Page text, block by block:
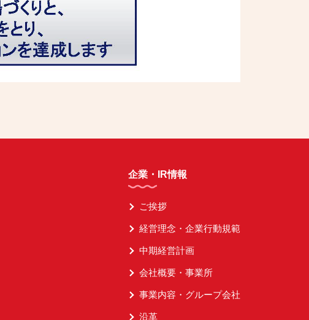
企業・IR情報
ご挨拶
経営理念・企業行動規範
中期経営計画
会社概要・事業所
事業内容・グループ会社
沿革